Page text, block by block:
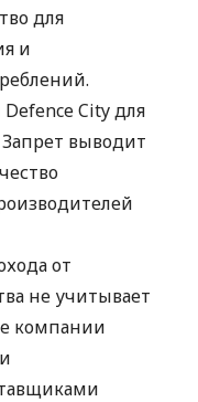
для
и
City для
выводит
от
не учитывает
компании